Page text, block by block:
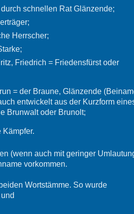
schnellen Rat Glänzende;
Herrscher;
Friedrich = Friedensfürst oder
= der Braune, Glänzende
entwickelt aus der Kurzform
Brunwalt oder Brunolt;
Kämpfer.
(wenn auch mit geringer
vorkommen.
Wortstämme. So wurde